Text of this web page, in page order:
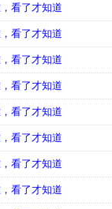
看了才知道
看了才知道
看了才知道
看了才知道
看了才知道
看了才知道
看了才知道
看了才知道